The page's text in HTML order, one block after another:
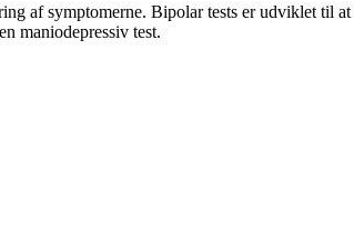
af symptomerne. Bipolar tests er udviklet til
maniodepressiv test.